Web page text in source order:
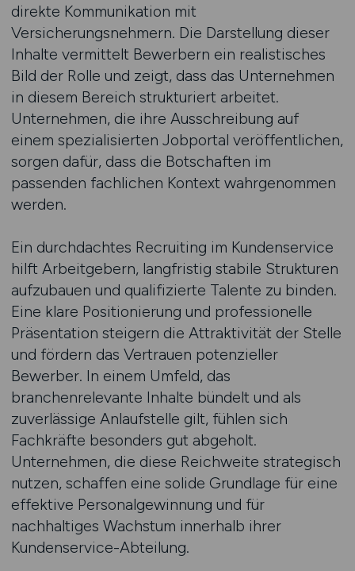
direkte Kommunikation mit
Versicherungsnehmern. Die Darstellung dieser
Inhalte vermittelt Bewerbern ein realistisches
Bild der Rolle und zeigt, dass das Unternehmen
in diesem Bereich strukturiert arbeitet.
Unternehmen, die ihre Ausschreibung auf
einem spezialisierten Jobportal veröffentlichen,
sorgen dafür, dass die Botschaften im
passenden fachlichen Kontext wahrgenommen
werden.
Ein durchdachtes Recruiting im Kundenservice
hilft Arbeitgebern, langfristig stabile Strukturen
aufzubauen und qualifizierte Talente zu binden.
Eine klare Positionierung und professionelle
Präsentation steigern die Attraktivität der Stelle
und fördern das Vertrauen potenzieller
Bewerber. In einem Umfeld, das
branchenrelevante Inhalte bündelt und als
zuverlässige Anlaufstelle gilt, fühlen sich
Fachkräfte besonders gut abgeholt.
Unternehmen, die diese Reichweite strategisch
nutzen, schaffen eine solide Grundlage für eine
effektive Personalgewinnung und für
nachhaltiges Wachstum innerhalb ihrer
Kundenservice-Abteilung.